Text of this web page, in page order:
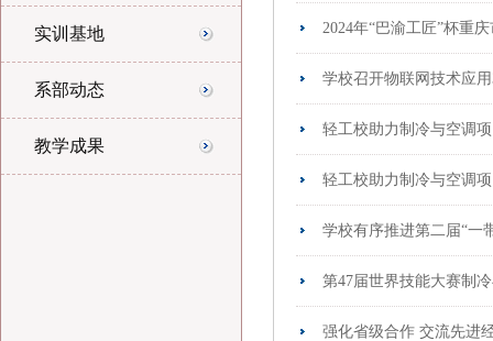
实训基地
系部动态
教学成果
2024年“巴渝工匠”杯重
学校召开物联网技术应
轻工校助力制冷与空调
轻工校助力制冷与空调
学校有序推进第二届“一
第47届世界技能大赛制
强化省级合作 交流先进